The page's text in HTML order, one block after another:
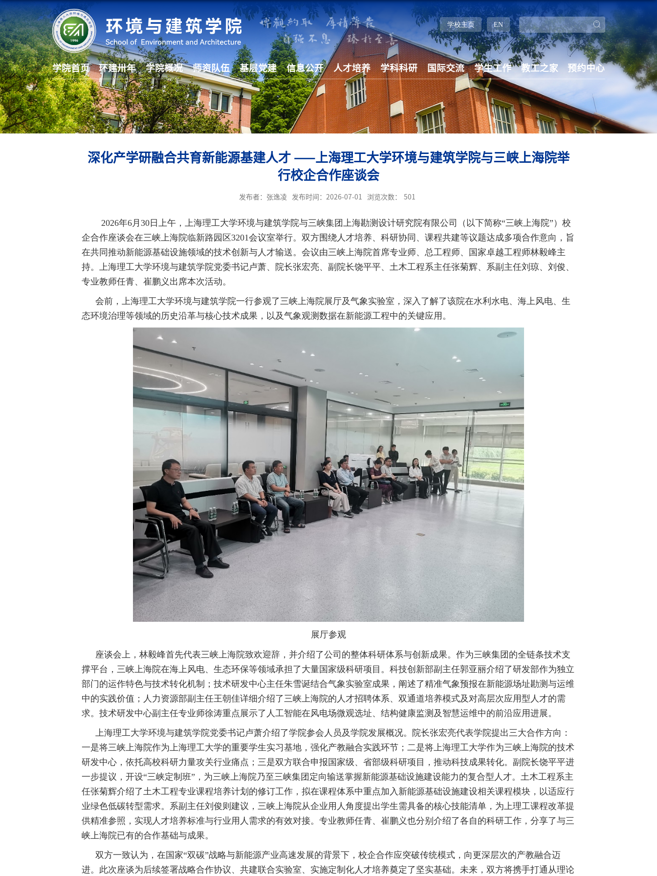
学校主页 EN
学院首页 环建卅年 学院概况 师资队伍 基层党建 信息公开 人才培养 学科科研 国际交流 学生工作 教工之家 预约中心
深化产学研融合共育新能源基建人才 ——上海理工大学环境与建筑学院与三峡上海院举
行校企合作座谈会
发布者：张逸凌 发布时间：2026-07-01 浏览次数： 501
2026年6月 30日上午，上海理工大学环境与建筑学院与三峡集团上海勘测设计研究院有限公司（以下简称“三峡上海院” ）校
企合作座谈会在三峡上海院临新路园区3201会议室举行。双方围绕人才培养、科研协同、课程共建等议题达成多项合作意向，旨
在共同推动新能源基础设施领域的技术创新与人才输送。会议由三峡上海院首席专业师、总工程师、国家卓越工程师林毅峰主
持。上海理工大学环境与建筑学院党委书记卢萧、院长张宏亮、副院长饶平平、土木工程系主任张菊辉、系副主任刘琼、刘俊、
专业教师任青、崔鹏义出席本次活动。
会前，上海理工大学环境与建筑学院一行参观了三峡上海院展厅及气象实验室，深入了解了该院在水利水电、海上风电、生
态环境治理等领域的历史沿革与核心技术成果，以及气象观测数据在新能源工程中的关键应用。
展厅参观
座谈会上，林毅峰首先代表三峡上海院致欢迎辞，并介绍了公司的整体科研体系与创新成果。作为三峡集团的全链条技术支
撑平台，三峡上海院在海上风电、生态环保等领域承担了大量国家级科研项目。科技创新部副主任郭亚丽介绍了研发部作为独立
部门的运作特色与技术转化机制；技术研发中心主任朱雪诞结合气象实验室成果，阐述了精准气象预报在新能源场址勘测与运维
中的实践价值；人力资源部副主任王朝佳详细介绍了三峡上海院的人才招聘体系、双通道培养模式及对高层次应用型人才的需
求。技术研发中心副主任专业师徐涛重点展示了人工智能在风电场微观选址、结构健康监测及智慧运维中的前沿应用进展。
上海理工大学环境与建筑学院党委书记卢萧介绍了学院参会人员及学院发展概况。院长张宏亮代表学院提出三大合作方向：
一是将三峡上海院作为上海理工大学的重要学生实习基地，强化产教融合实践环节；二是将上海理工大学作为三峡上海院的技术
研发中心，依托高校科研力量攻关行业痛点；三是双方联合申报国家级、省部级科研项目，推动科技成果转化。副院长饶平平进
一步提议，开设“三峡定制班” ，为三峡上海院乃至三峡集团定向输送掌握新能源基础设施建设能力的复合型人才。土木工程系主
任张菊辉介绍了土木工程专业课程培养计划的修订工作，拟在课程体系中重点加入新能源基础设施建设相关课程模块，以适应行
业绿色低碳转型需求。系副主任刘俊则建议，三峡上海院从企业用人角度提出学生需具备的核心技能清单，为上理工课程改革提
供精准参照，实现人才培养标准与行业用人需求的有效对接。专业教师任青、崔鹏义也分别介绍了各自的科研工作，分享了与三
峡上海院已有的合作基础与成果。
双方一致认为，在国家“双碳”战略与新能源产业高速发展的背景下，校企合作应突破传统模式，向更深层次的产教融合迈
进。此次座谈为后续签署战略合作协议、共建联合实验室、实施定制化人才培养奠定了坚实基础。未来，双方将携手打通从理论